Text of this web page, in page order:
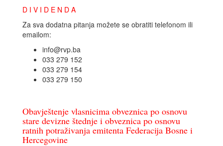
D I V I D E N D A
Za sva dodatna pitanja možete se obratiti telefonom ili
emailom:
info@rvp.ba
033 279 152
033 279 154
033 279 150
Obavještenje vlasnicima obveznica po osnovu
stare devizne štednje i obveznica po osnovu
ratnih potraživanja emitenta Federacija Bosne i
Hercegovine